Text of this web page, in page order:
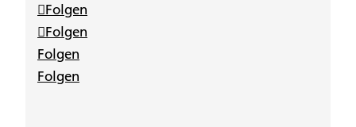
Folgen
Folgen
Folgen
Folgen